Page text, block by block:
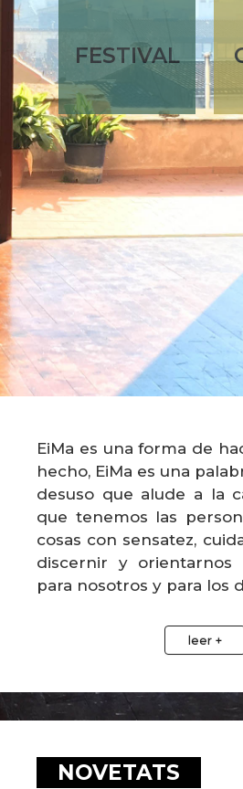
FESTIVAL
EiMa es una forma de
hecho, EiMa es una
desuso que alude a la
que tenemos las
cosas con sensatez,
discernir y orientarnos
para nosotros y para los
aciertos, las voces
coreográficos, los
los estímulos visuales y
han nutrido, las
leer +
NOVETATS